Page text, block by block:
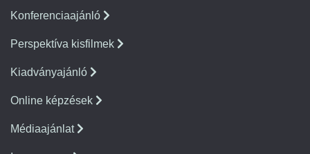
Konferenciaajánló
Perspektíva kisfilmek
Kiadványajánló
Online képzések
Médiaajánlat